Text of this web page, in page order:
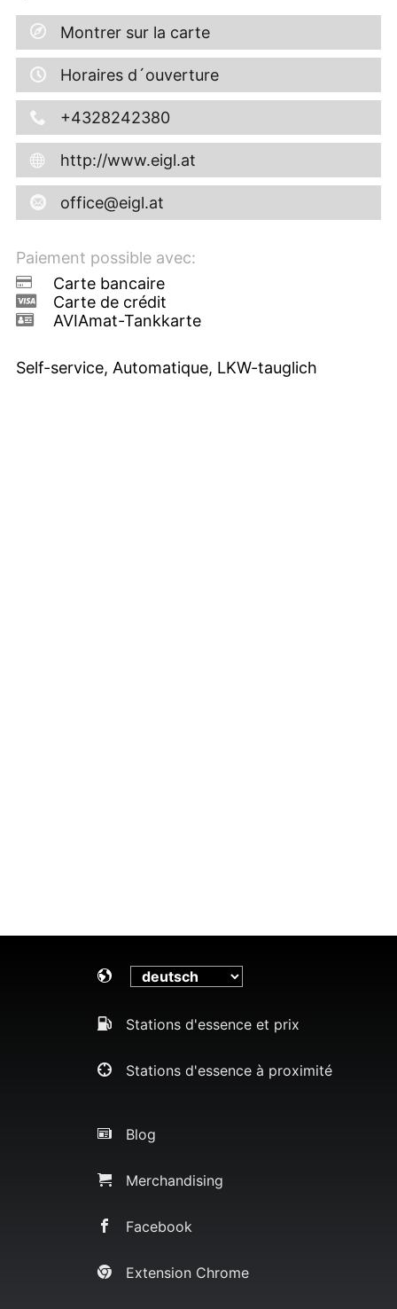
Montrer sur la carte
Horaires d´ouverture
+4328242380
http://www.eigl.at
office@eigl.at
Paiement possible avec:
Carte bancaire
Carte de crédit
AVIAmat-Tankkarte
Self-service, Automatique, LKW-tauglich
Stations d'essence et prix
Stations d'essence à proximité
Blog
Merchandising
Facebook
Extension Chrome